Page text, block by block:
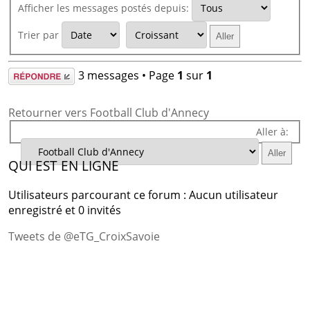
Afficher les messages postés depuis:
Trier par
Répondre 3 messages • Page 1 sur 1
Retourner vers Football Club d'Annecy
Aller à:
QUI EST EN LIGNE
Utilisateurs parcourant ce forum : Aucun utilisateur
enregistré et 0 invités
Tweets de @eTG_CroixSavoie